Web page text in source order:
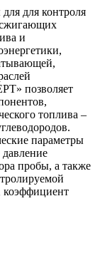
для контроля
и
позволяет
топлива –
параметры
давление
пробы, а также
коэффициент